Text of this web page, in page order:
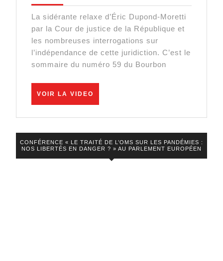
Moretti
:
une
parodie
de
La sidérante relaxe d’Éric Dupond-Moretti
par la Cour de justice de la République et
les nombreuses interrogations sur
l’indépendance de cette juridiction. C’est le
sommaire du numéro 59 du Bourbon
VOIR LA VIDEO
CONFÉRENCE « LE TRAITÉ DE L’OMS SUR LES PANDÉMIES :
NOS LIBERTÉS EN DANGER ? » AU PARLEMENT EUROPÉEN